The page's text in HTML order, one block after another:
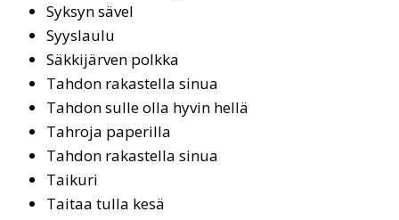
Syk­syn sä­vel
Syyslaulu
Säkkijärven polkka
Tahdon rakastella sinua
Tah­don sul­le ol­la hy­vin hel­lä
Tah­ro­ja pa­pe­ril­la
Tah­don ra­kas­tel­la si­nua
Tai­ku­ri
Tai­taa tul­la ke­sä